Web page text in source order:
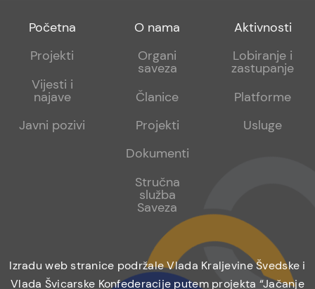
Footer
menu
Početna
Projekti
Vijesti i
najave
Javni pozivi
Footer
sub
O nama
Organi
saveza
Članice
Projekti
Dokumenti
Stručna
služba
Saveza
Footer
sub
Aktivnosti
Lobiranje i
zastupanje
Platforme
Usluge
Izradu web stranice podržale Vlada Kraljevine Švedske i
Vlada Švicarske Konfederacije putem projekta “Jačanje